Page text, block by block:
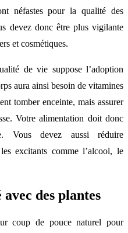
néfastes pour la qualité des
devez donc être plus vigilante
et cosmétiques.
de vie suppose l’adoption
aura ainsi besoin de vitamines
tomber enceinte, mais assurer
Votre alimentation doit donc
Vous devez aussi réduire
excitants comme l’alcool, le
des plantes
coup de pouce naturel pour